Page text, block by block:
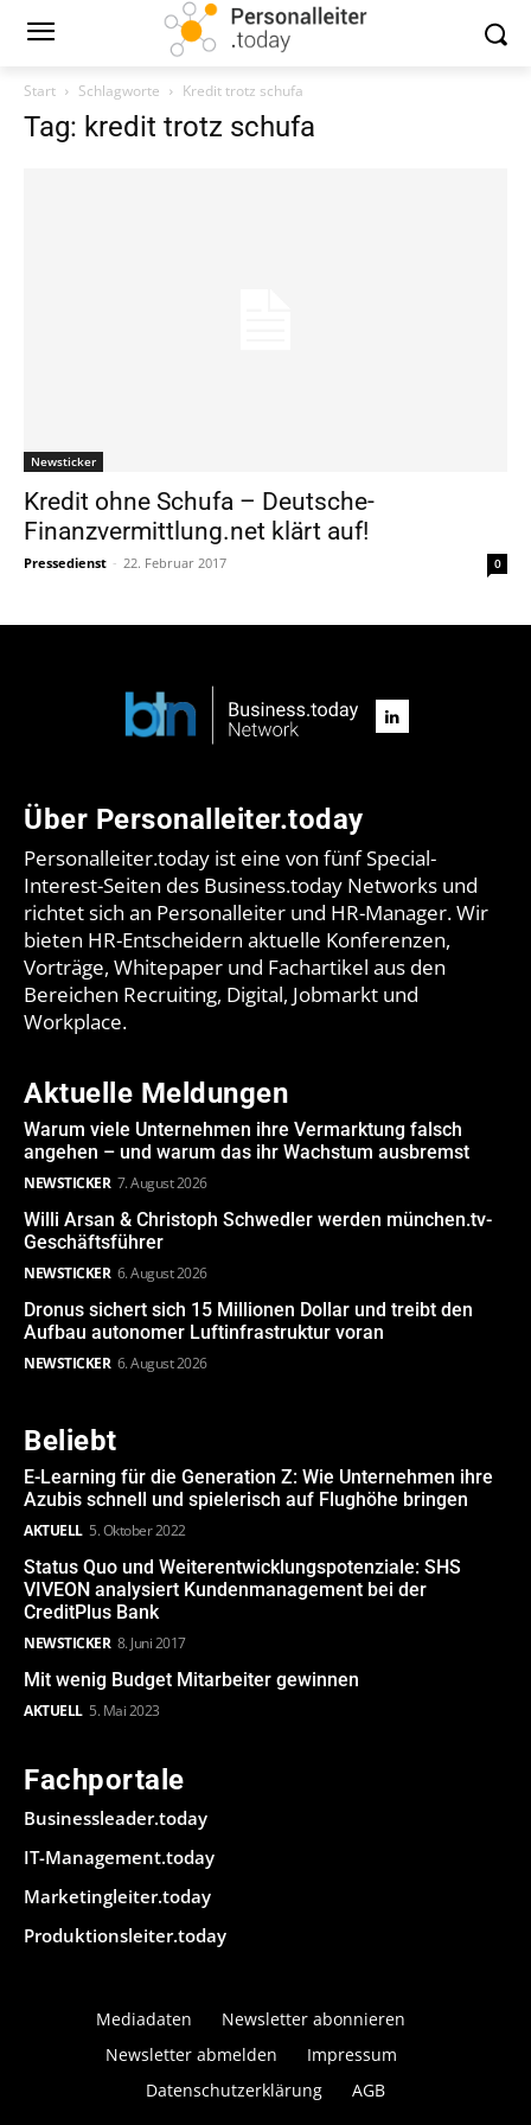
Start Schlagworte Kredit trotz schufa
Tag: kredit trotz schufa
Newsticker
Kredit ohne Schufa – Deutsche-
Finanzvermittlung.net klärt auf!
Pressedienst - 22. Februar 2017 0
Über Personalleiter.today
Personalleiter.today ist eine von fünf Special-
Interest-Seiten des Business.today Networks und
richtet sich an Personalleiter und HR-Manager. Wir
bieten HR-Entscheidern aktuelle Konferenzen,
Vorträge, Whitepaper und Fachartikel aus den
Bereichen Recruiting, Digital, Jobmarkt und
Workplace.
Aktuelle Meldungen
Warum viele Unternehmen ihre Vermarktung falsch
angehen – und warum das ihr Wachstum ausbremst
NEWSTICKER 7. August 2026
Willi Arsan & Christoph Schwedler werden münchen.tv-
Geschäftsführer
NEWSTICKER 6. August 2026
Dronus sichert sich 15 Millionen Dollar und treibt den
Aufbau autonomer Luftinfrastruktur voran
NEWSTICKER 6. August 2026
Beliebt
E-Learning für die Generation Z: Wie Unternehmen ihre
Azubis schnell und spielerisch auf Flughöhe bringen
AKTUELL 5. Oktober 2022
Status Quo und Weiterentwicklungspotenziale: SHS
VIVEON analysiert Kundenmanagement bei der
CreditPlus Bank
NEWSTICKER 8. Juni 2017
Mit wenig Budget Mitarbeiter gewinnen
AKTUELL 5. Mai 2023
Fachportale
Businessleader.today
IT-Management.today
Marketingleiter.today
Produktionsleiter.today
Mediadaten
Newsletter abonnieren
Newsletter abmelden
Impressum
Datenschutzerklärung
AGB